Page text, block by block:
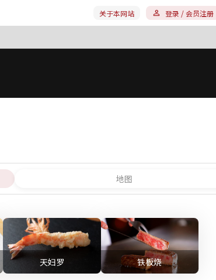
关于本网站 登录 / 会员注册
地图
天妇罗 铁板烧